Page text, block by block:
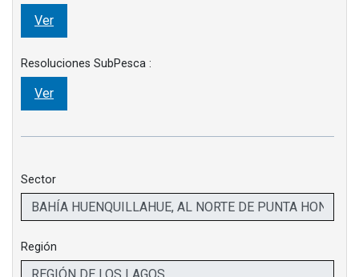
Ver
Resoluciones SubPesca :
Ver
Sector
Región